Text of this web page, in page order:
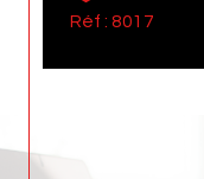
Réf : 8017